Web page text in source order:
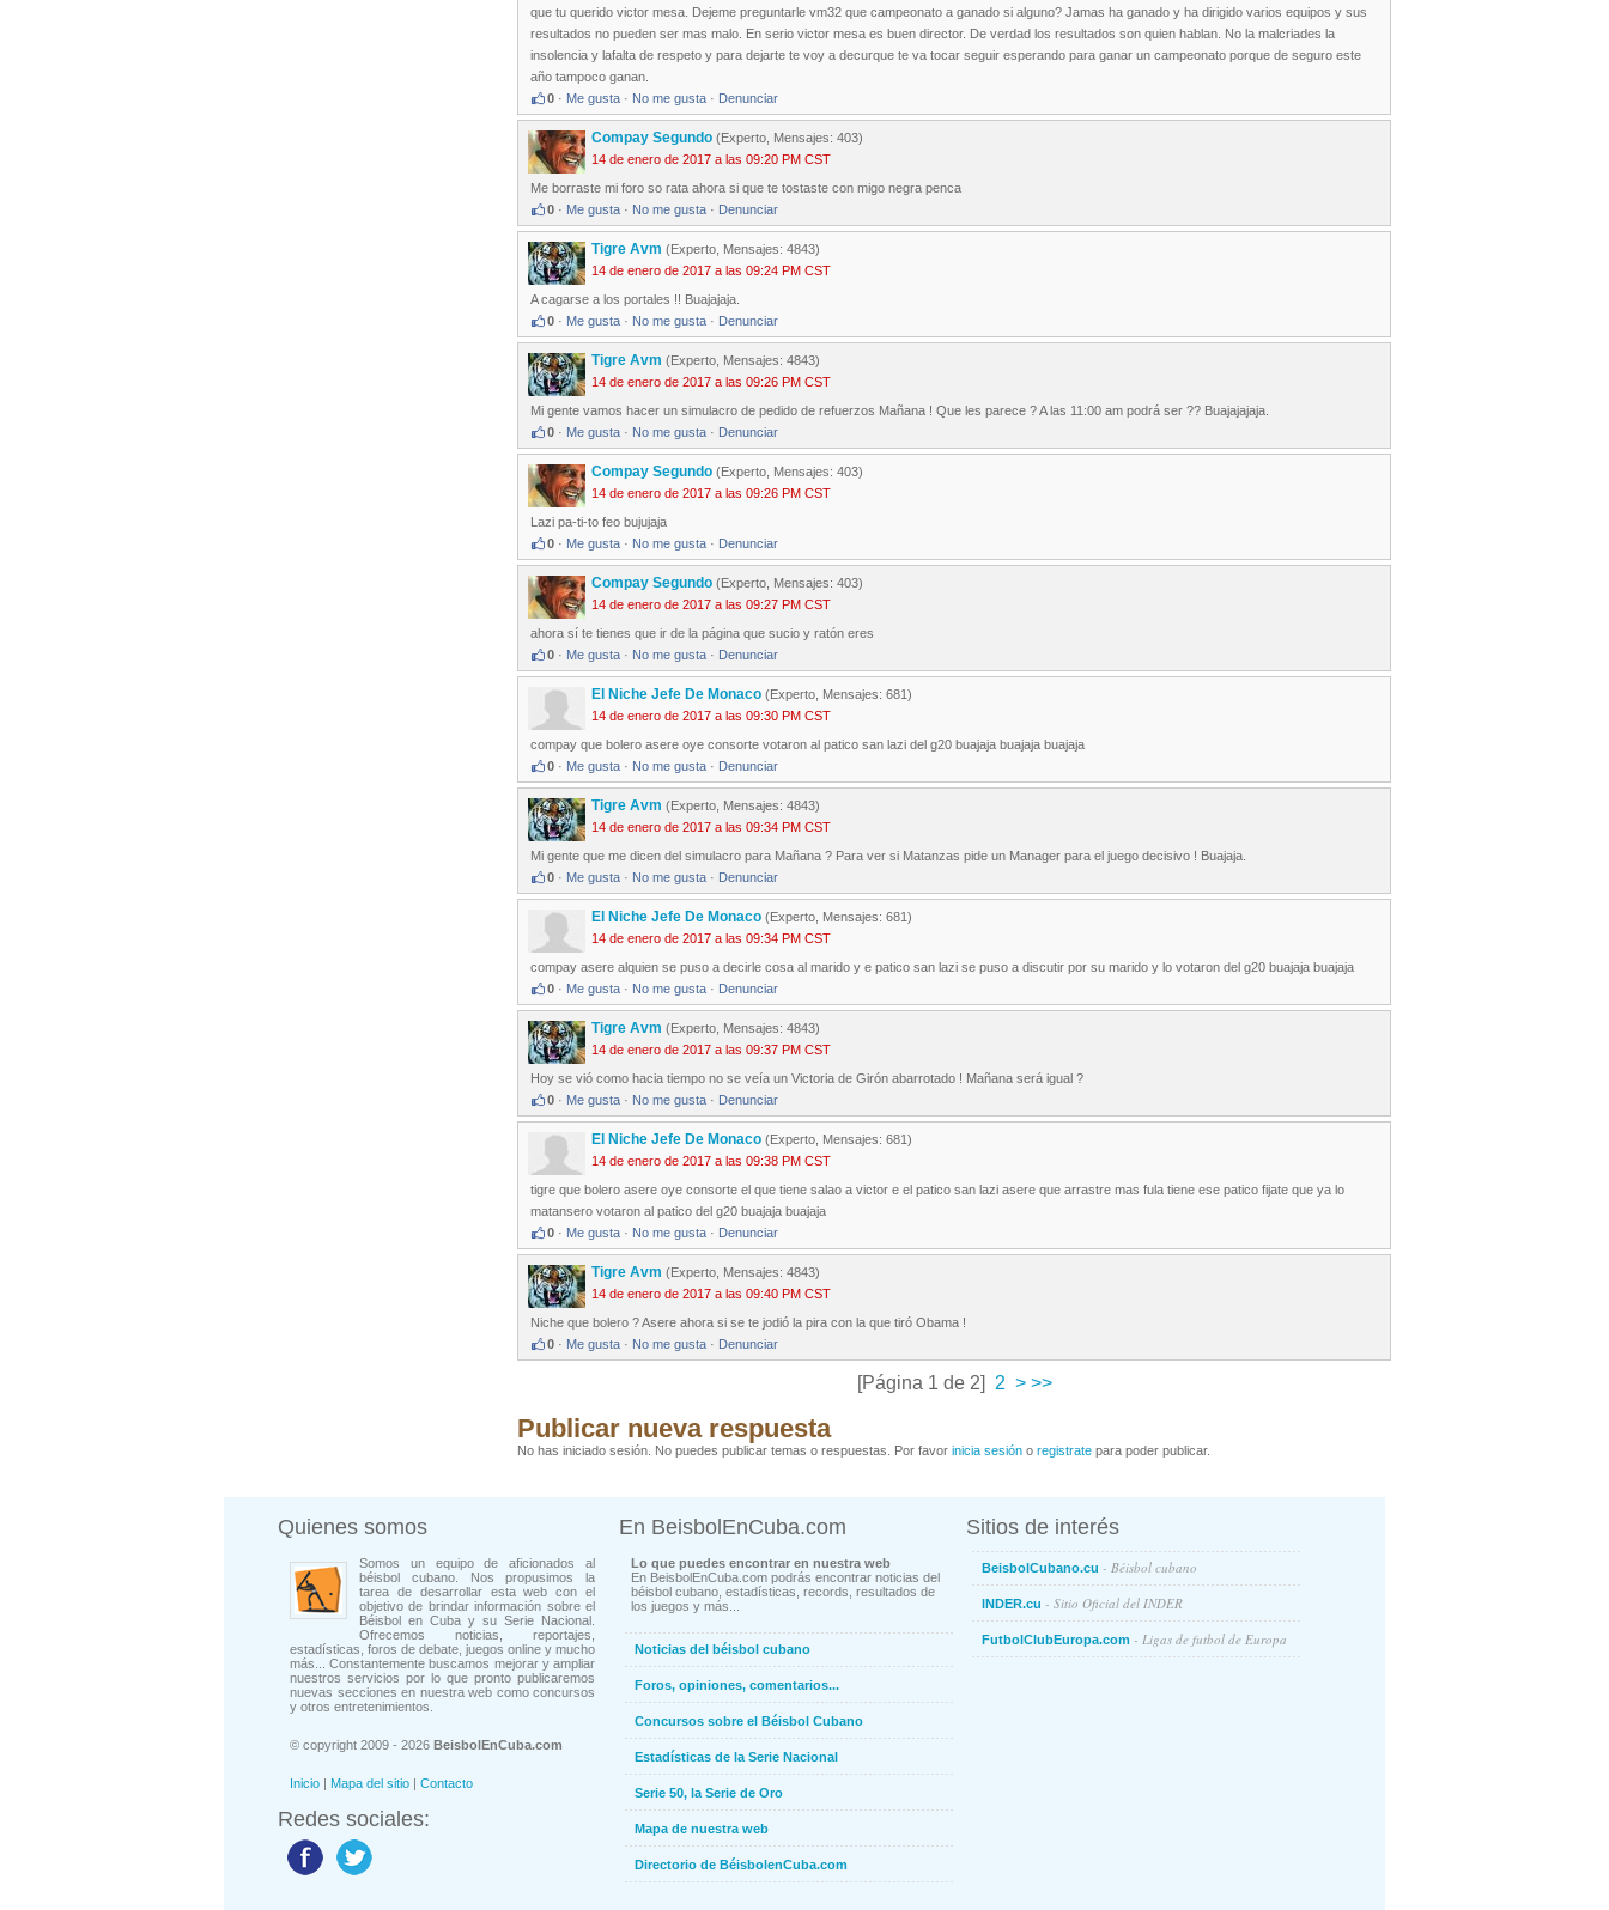
que tu querido victor mesa. Dejeme preguntarle vm32 que campeonato a ganado si alguno? Jamas ha ganado y ha dirigido varios equipos y sus
resultados no pueden ser mas malo. En serio victor mesa es buen director. De verdad los resultados son quien hablan. No la malcriades la
insolencia y lafalta de respeto y para dejarte te voy a decurque te va tocar seguir esperando para ganar un campeonato porque de seguro este
año tampoco ganan.
0 · Me gusta · No me gusta · Denunciar
Compay Segundo (Experto, Mensajes: 403)
14 de enero de 2017 a las 09:20 PM CST
Me borraste mi foro so rata ahora si que te tostaste con migo negra penca
0 · Me gusta · No me gusta · Denunciar
Tigre Avm (Experto, Mensajes: 4843)
14 de enero de 2017 a las 09:24 PM CST
A cagarse a los portales !! Buajajaja.
0 · Me gusta · No me gusta · Denunciar
Tigre Avm (Experto, Mensajes: 4843)
14 de enero de 2017 a las 09:26 PM CST
Mi gente vamos hacer un simulacro de pedido de refuerzos Mañana ! Que les parece ? A las 11:00 am podrá ser ?? Buajajajaja.
0 · Me gusta · No me gusta · Denunciar
Compay Segundo (Experto, Mensajes: 403)
14 de enero de 2017 a las 09:26 PM CST
Lazi pa-ti-to feo bujujaja
0 · Me gusta · No me gusta · Denunciar
Compay Segundo (Experto, Mensajes: 403)
14 de enero de 2017 a las 09:27 PM CST
ahora sí te tienes que ir de la página que sucio y ratón eres
0 · Me gusta · No me gusta · Denunciar
El Niche Jefe De Monaco (Experto, Mensajes: 681)
14 de enero de 2017 a las 09:30 PM CST
compay que bolero asere oye consorte votaron al patico san lazi del g20 buajaja buajaja buajaja
0 · Me gusta · No me gusta · Denunciar
Tigre Avm (Experto, Mensajes: 4843)
14 de enero de 2017 a las 09:34 PM CST
Mi gente que me dicen del simulacro para Mañana ? Para ver si Matanzas pide un Manager para el juego decisivo ! Buajaja.
0 · Me gusta · No me gusta · Denunciar
El Niche Jefe De Monaco (Experto, Mensajes: 681)
14 de enero de 2017 a las 09:34 PM CST
compay asere alquien se puso a decirle cosa al marido y e patico san lazi se puso a discutir por su marido y lo votaron del g20 buajaja buajaja
0 · Me gusta · No me gusta · Denunciar
Tigre Avm (Experto, Mensajes: 4843)
14 de enero de 2017 a las 09:37 PM CST
Hoy se vió como hacia tiempo no se veía un Victoria de Girón abarrotado ! Mañana será igual ?
0 · Me gusta · No me gusta · Denunciar
El Niche Jefe De Monaco (Experto, Mensajes: 681)
14 de enero de 2017 a las 09:38 PM CST
tigre que bolero asere oye consorte el que tiene salao a victor e el patico san lazi asere que arrastre mas fula tiene ese patico fijate que ya lo
matansero votaron al patico del g20 buajaja buajaja
0 · Me gusta · No me gusta · Denunciar
Tigre Avm (Experto, Mensajes: 4843)
14 de enero de 2017 a las 09:40 PM CST
Niche que bolero ? Asere ahora si se te jodió la pira con la que tiró Obama !
0 · Me gusta · No me gusta · Denunciar
[Página 1 de 2] 2 >>>
Publicar nueva respuesta
No has iniciado sesión. No puedes publicar temas o respuestas. Por favor inicia sesión o registrate para poder publicar.
Quienes somos
Somos un equipo de aficionados al
béisbol cubano. Nos propusimos la
tarea de desarrollar esta web con el
objetivo de brindar información sobre el
Béisbol en Cuba y su Serie Nacional.
Ofrecemos noticias, reportajes,
estadísticas, foros de debate, juegos online y mucho
más... Constantemente buscamos mejorar y ampliar
nuestros servicios por lo que pronto publicaremos
nuevas secciones en nuestra web como concursos
y otros entretenimientos.
© copyright 2009 - 2026 BeisbolEnCuba.com
Inicio | Mapa del sitio | Contacto
Redes sociales:
En BeisbolEnCuba.com
Lo que puedes encontrar en nuestra web
En BeisbolEnCuba.com podrás encontrar noticias del
béisbol cubano, estadísticas, records, resultados de
los juegos y más...
Noticias del béisbol cubano
Foros, opiniones, comentarios...
Concursos sobre el Béisbol Cubano
Estadísticas de la Serie Nacional
Serie 50, la Serie de Oro
Mapa de nuestra web
Directorio de BéisbolenCuba.com
Sitios de interés
BeisbolCubano.cu - Béisbol cubano
INDER.cu - Sitio Oficial del INDER
FutbolClubEuropa.com - Ligas de futbol de Europa